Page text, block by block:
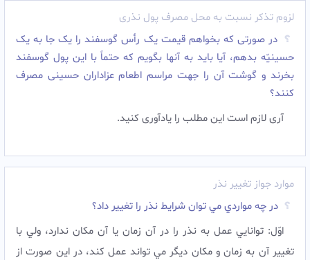
لزوم تذکر نسبت به محل مصرف پول نذری
در صورتى که بخواهم قیمت یک رأس گوسفند را یک جا به یک
حسینیّه بدهم، آیا باید به آنها بگویم که حتماً با این پول گوسفند
بخرند و گوشت آن را جهت مراسم اطعام عزاداران حسینى مصرف
کنند؟
آرى لازم است این مطلب را یادآورى کنید.
موارد جواز تغییر نذر
در چه مواردي مي توان شرايط نذر را تغيير داد؟
اوّل: توانايي عمل به نذر را در آن زمان يا آن مکان ندارد، ولي با
تغيير آن به زمان و مکان ديگر مي تواند عمل کند، در اين صورت از